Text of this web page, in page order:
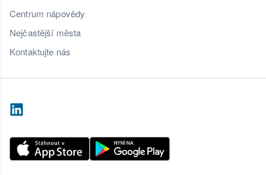
Centrum nápovědy
Nejčastější města
Kontaktujte nás